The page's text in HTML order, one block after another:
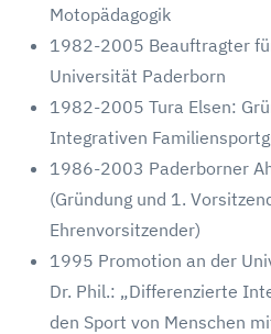
Motopädagogik
1982-2005 Beauftragter
Universität Paderborn
1982-2005 Tura Elsen:
Integrativen
1986-2003 Paderborner
(Gründung und 1.
Ehrenvorsitzender)
1995 Promotion an der
Dr. Phil.: „Differenzierte
den Sport von Menschen